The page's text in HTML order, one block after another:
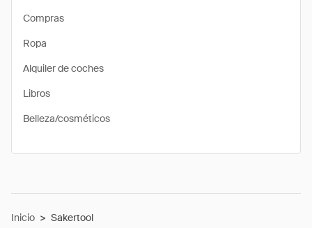
Compras
Ropa
Alquiler de coches
Libros
Belleza/cosméticos
Inicio > Sakertool